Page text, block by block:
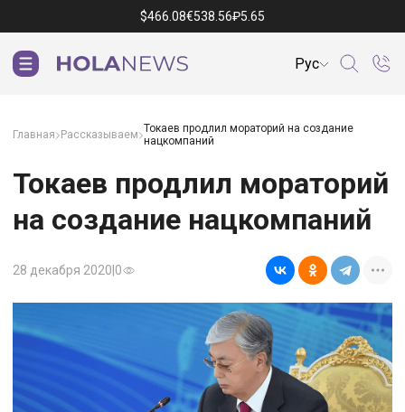
$466.08€538.56₽5.65
Рус
Главная Рассказываем Токаев продлил мораторий на создание
нацкомпаний
Токаев продлил мораторий
на создание нацкомпаний
28 декабря 2020 0